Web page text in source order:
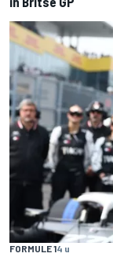
FORMULE 14 u